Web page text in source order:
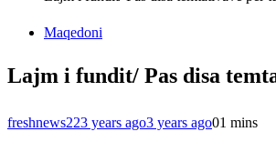
Maqedoni
Lajm i fundit/ Pas disa
freshnews223 years ago3 years ago01 mins